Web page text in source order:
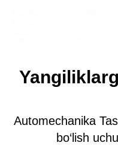
Automechanika
bo‘lish